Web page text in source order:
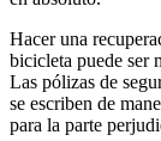
Hacer una
bicicleta puede ser
Las pólizas de
se escriben de
para la parte